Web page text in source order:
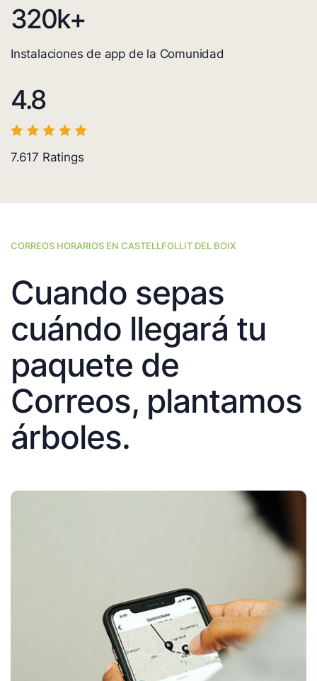
320k+
Instalaciones de app de la Comunidad
4.8
7.617 Ratings
CORREOS HORARIOS EN CASTELLFOLLIT DEL BOIX
Cuando sepas
cuándo llegará tu
paquete de
Correos, plantamos
árboles.